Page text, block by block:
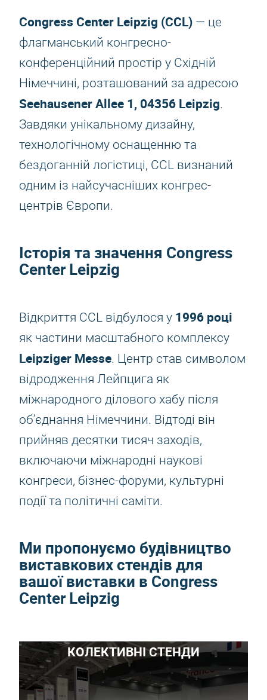
Congress Center Leipzig (CCL) — це
флагманський конгресно-
конференційний простір у Східній
Німеччині, розташований за адресою
Seehausener Allee 1, 04356 Leipzig.
Завдяки унікальному дизайну,
технологічному оснащенню та
бездоганній логістиці, CCL визнаний
одним із найсучасніших конгрес-
центрів Європи.
Історія та значення Congress
Center Leipzig
Відкриття CCL відбулося у 1996 році
як частини масштабного комплексу
Leipziger Messe. Центр став символом
відродження Лейпцига як
міжнародного ділового хабу після
об’єднання Німеччини. Відтоді він
прийняв десятки тисяч заходів,
включаючи міжнародні наукові
конгреси, бізнес-форуми, культурні
події та політичні саміти.
Ми пропонуємо будівництво
виставкових стендів для
вашої виставки в Congress
Center Leipzig
КОЛЕКТИВНІ СТЕНДИ